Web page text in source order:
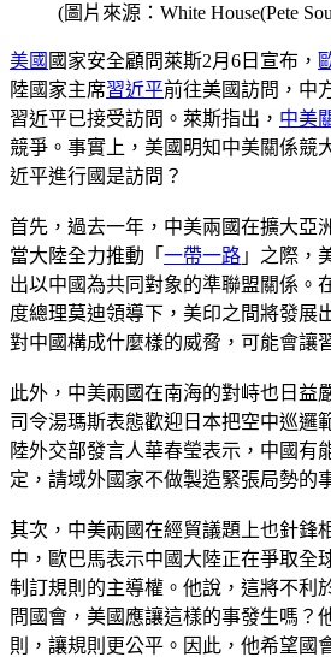
(圖片來源：White House(Pete
美國 國家安全顧問萊斯2月6日宣布，
陸國家主席習近平前往美國訪問，中
習近平已接受訪問。萊斯指出， 中美
競爭。事實上，美國明知中美關係競
近平進行國是訪問？
首先，過去一年，中美兩國在擴大亞
當大陸全力推動「 一帶一路 」之際，
出以中國為共同對象的準聯盟關係。
度總理莫迪領導下，美印之間將發展
對中國構成什麼樣的威脅，可能會讓
此外，中美兩國在南海的對峙也日益
司令湯瑪斯表態歡迎日本把空中巡邏
陸外交部發言人華春瑩表示，中國有
定，請域外國家不做製造緊張局勢的
其次，中美兩國在經貿議題上也針鋒
中，歐巴馬表示中國大陸正在爭取全
制訂規則的主導權。他說，這將不利
問國會，美國應讓這樣的事發生嗎？
則，讓規則更公平。因此，他希望國